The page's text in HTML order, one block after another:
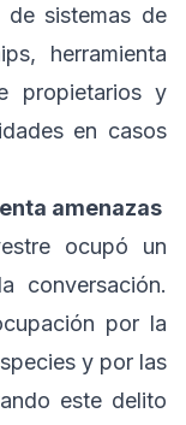
de sistemas de
herramienta
propietarios y
en casos
amenazas
ocupó un
conversación.
por la
y por las
este delito